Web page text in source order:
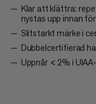
Klar att klättra:
nystas upp innan
Slitstarkt märke i
Dubbelcertifierad
Uppnår < 2% i